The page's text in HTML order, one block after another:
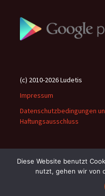
(c) 2010-2026 Ludetis
Impressum
Datenschutzbedingungen
Haftungsausschluss
Stolz
Diese Website benutzt
nutzt, gehen wir von